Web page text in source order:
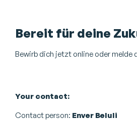
Bereit für deine
Bewirb dich jetzt online oder melde
Your contact:
Contact person: Enver Beluli